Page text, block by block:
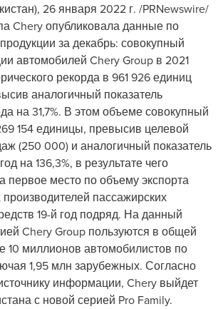
26 января 2022 г. /PRNewswire/
Chery опубликовала данные по
за декабрь: совокупный
автомобилей Chery Group в 2021
рекорда в 961 926 единиц
аналогичный показатель
на 31,7%. В этом объеме совокупный
154 единицы, превысив целевой
(250 000) и аналогичный показатель
на 136,3%, в результате чего
первое место по объему экспорта
производителей пассажирских
19-й год подряд. На данный
Chery Group пользуются в общей
10 миллионов автомобилистов по
1,95 млн зарубежных. Согласно
информации, Chery выйдет
с новой серией Pro Family.